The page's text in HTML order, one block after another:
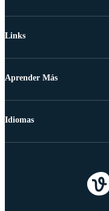
Links
Aprender Más
Idiomas